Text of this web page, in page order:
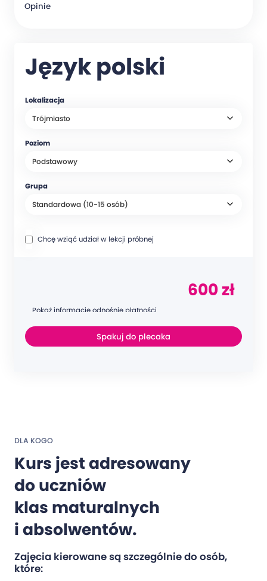
Opinie
Język polski
Lokalizacja
Poziom
Grupa
Chcę wziąć udział w lekcji próbnej
600 zł
Pokaż informacje odnośnie płatności
Spakuj do plecaka
DLA KOGO
Kurs jest adresowany
do uczniów
klas maturalnych
i absolwentów.
Zajęcia kierowane są szczególnie do osób,
które: